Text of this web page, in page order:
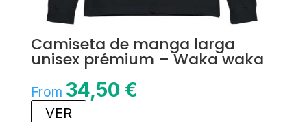
Camiseta de manga larga
unisex prémium – Waka waka
From 34,50 €
VER